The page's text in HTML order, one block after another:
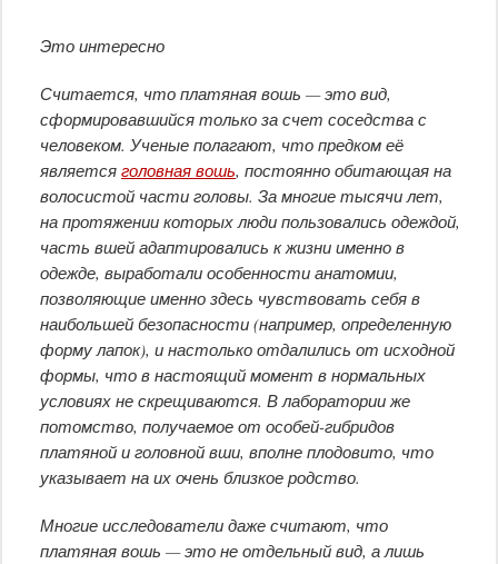
Это интересно
Считается, что платяная вошь — это вид,
сформировавшийся только за счет соседства с
человеком. Ученые полагают, что предком её
является головная вошь, постоянно обитающая на
волосистой части головы. За многие тысячи лет,
на протяжении которых люди пользовались одеждой,
часть вшей адаптировались к жизни именно в
одежде, выработали особенности анатомии,
позволяющие именно здесь чувствовать себя в
наибольшей безопасности (например, определенную
форму лапок), и настолько отдалились от исходной
формы, что в настоящий момент в нормальных
условиях не скрещиваются. В лаборатории же
потомство, получаемое от особей-гибридов
платяной и головной вши, вполне плодовито, что
указывает на их очень близкое родство.
Многие исследователи даже считают, что
платяная вошь — это не отдельный вид, а лишь